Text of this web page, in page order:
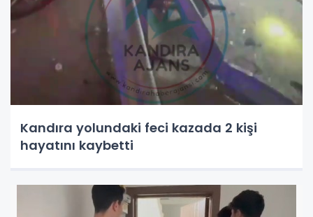
Kandıra yolundaki feci kazada 2 kişi
hayatını kaybetti